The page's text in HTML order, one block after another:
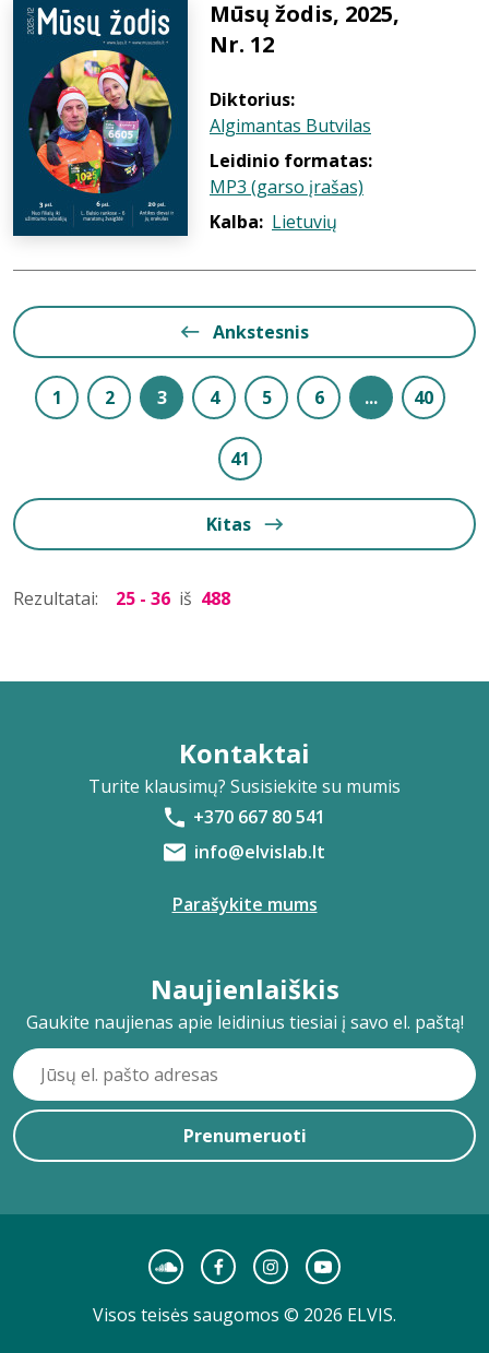
Mūsų žodis, 2025,
Nr. 12
Diktorius:
Algimantas Butvilas
Leidinio formatas:
MP3 (garso įrašas)
Kalba: Lietuvių
Ankstesnis
1 2 3 4 5 6 ... 40
41
Kitas
Rezultatai: 25 - 36 iš 488
Kontaktai
Turite klausimų? Susisiekite su mumis
+370 667 80 541
info@elvislab.lt
Parašykite mums
Naujienlaiškis
Gaukite naujienas apie leidinius tiesiai į savo el. paštą!
Prenumeruoti
Visos teisės saugomos © 2026 ELVIS.